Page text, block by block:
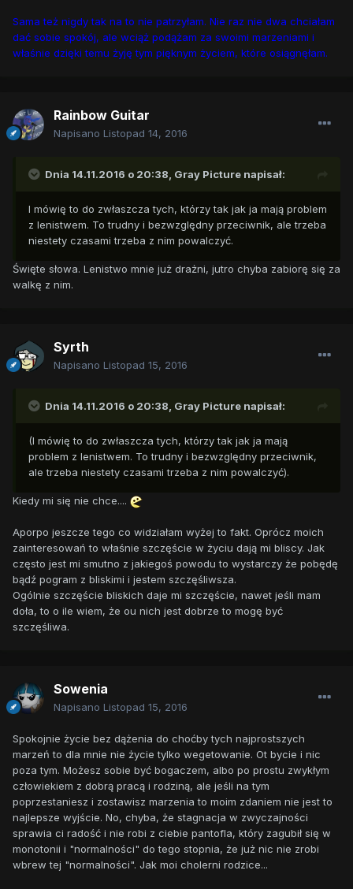
Sama też nigdy tak na to nie patrzyłam. Nie raz nie dwa chciałam
dać sobie spokój, ale wciąż podążam za swoimi marzeniami i
właśnie dzięki temu żyję tym pięknym życiem, które osiągnęłam.
Rainbow Guitar
Napisano Listopad 14, 2016
Dnia 14.11.2016 o 20:38, Gray Picture napisał:
I mówię to do zwłaszcza tych, którzy tak jak ja mają problem
z lenistwem. To trudny i bezwzględny przeciwnik, ale trzeba
niestety czasami trzeba z nim powalczyć.
Święte słowa. Lenistwo mnie już drażni, jutro chyba zabiorę się za
walkę z nim.
Syrth
Napisano Listopad 15, 2016
Dnia 14.11.2016 o 20:38, Gray Picture napisał:
(I mówię to do zwłaszcza tych, którzy tak jak ja mają
problem z lenistwem. To trudny i bezwzględny przeciwnik,
ale trzeba niestety czasami trzeba z nim powalczyć).
Kiedy mi się nie chce....
Aporpo jeszcze tego co widziałam wyżej to fakt. Oprócz moich
zainteresowań to właśnie szczęście w życiu dają mi bliscy. Jak
często jest mi smutno z jakiegoś powodu to wystarczy że pobędę
bądź pogram z bliskimi i jestem szczęśliwsza.
Ogólnie szczęście bliskich daje mi szczęście, nawet jeśli mam
doła, to o ile wiem, że ou nich jest dobrze to mogę być
szczęśliwa.
Sowenia
Napisano Listopad 15, 2016
Spokojnie życie bez dążenia do choćby tych najprostszych
marzeń to dla mnie nie życie tylko wegetowanie. Ot bycie i nic
poza tym. Możesz sobie być bogaczem, albo po prostu zwykłym
człowiekiem z dobrą pracą i rodziną, ale jeśli na tym
poprzestaniesz i zostawisz marzenia to moim zdaniem nie jest to
najlepsze wyjście. No, chyba, że stagnacja w zwyczajności
sprawia ci radość i nie robi z ciebie pantofla, który zagubił się w
monotonii i "normalności" do tego stopnia, że już nic nie zrobi
wbrew tej "normalności". Jak moi cholerni rodzice...